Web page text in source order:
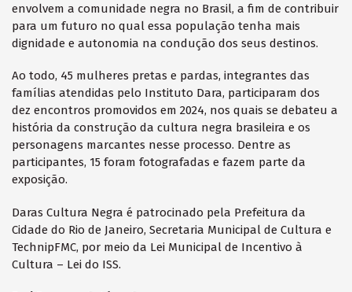
envolvem a comunidade negra no Brasil, a fim de contribuir
para um futuro no qual essa população tenha mais
dignidade e autonomia na condução dos seus destinos.
Ao todo, 45 mulheres pretas e pardas, integrantes das
famílias atendidas pelo Instituto Dara, participaram dos
dez encontros promovidos em 2024, nos quais se debateu a
história da construção da cultura negra brasileira e os
personagens marcantes nesse processo. Dentre as
participantes, 15 foram fotografadas e fazem parte da
exposição.
Daras Cultura Negra é patrocinado pela Prefeitura da
Cidade do Rio de Janeiro, Secretaria Municipal de Cultura e
TechnipFMC, por meio da Lei Municipal de Incentivo à
Cultura – Lei do ISS.